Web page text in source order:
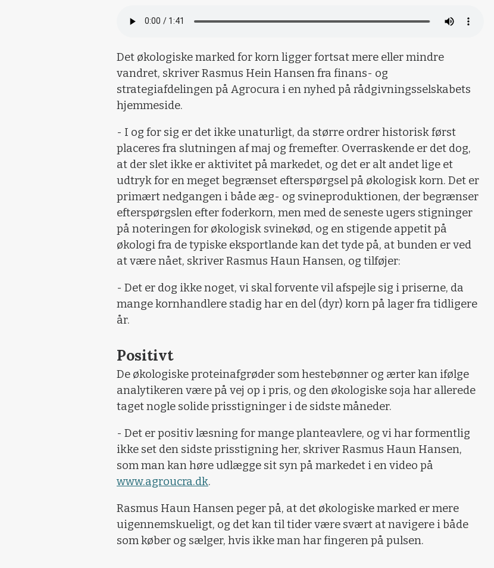
Det økologiske marked for korn ligger fortsat mere eller mindre
vandret, skriver Rasmus Hein Hansen fra finans- og
strategiafdelingen på Agrocura i en nyhed på rådgivningsselskabets
hjemmeside.
- I og for sig er det ikke unaturligt, da større ordrer historisk først
placeres fra slutningen af maj og fremefter. Overraskende er det dog,
at der slet ikke er aktivitet på markedet, og det er alt andet lige et
udtryk for en meget begrænset efterspørgsel på økologisk korn. Det er
primært nedgangen i både æg- og svineproduktionen, der begrænser
efterspørgslen efter foderkorn, men med de seneste ugers stigninger
på noteringen for økologisk svinekød, og en stigende appetit på
økologi fra de typiske eksportlande kan det tyde på, at bunden er ved
at være nået, skriver Rasmus Haun Hansen, og tilføjer:
- Det er dog ikke noget, vi skal forvente vil afspejle sig i priserne, da
mange kornhandlere stadig har en del (dyr) korn på lager fra tidligere
år.
Positivt
De økologiske proteinafgrøder som hestebønner og ærter kan ifølge
analytikeren være på vej op i pris, og den økologiske soja har allerede
taget nogle solide prisstigninger i de sidste måneder.
- Det er positiv læsning for mange planteavlere, og vi har formentlig
ikke set den sidste prisstigning her, skriver Rasmus Haun Hansen,
som man kan høre udlægge sit syn på markedet i en video på
www.agroucra.dk.
Rasmus Haun Hansen peger på, at det økologiske marked er mere
uigennemskueligt, og det kan til tider være svært at navigere i både
som køber og sælger, hvis ikke man har fingeren på pulsen.